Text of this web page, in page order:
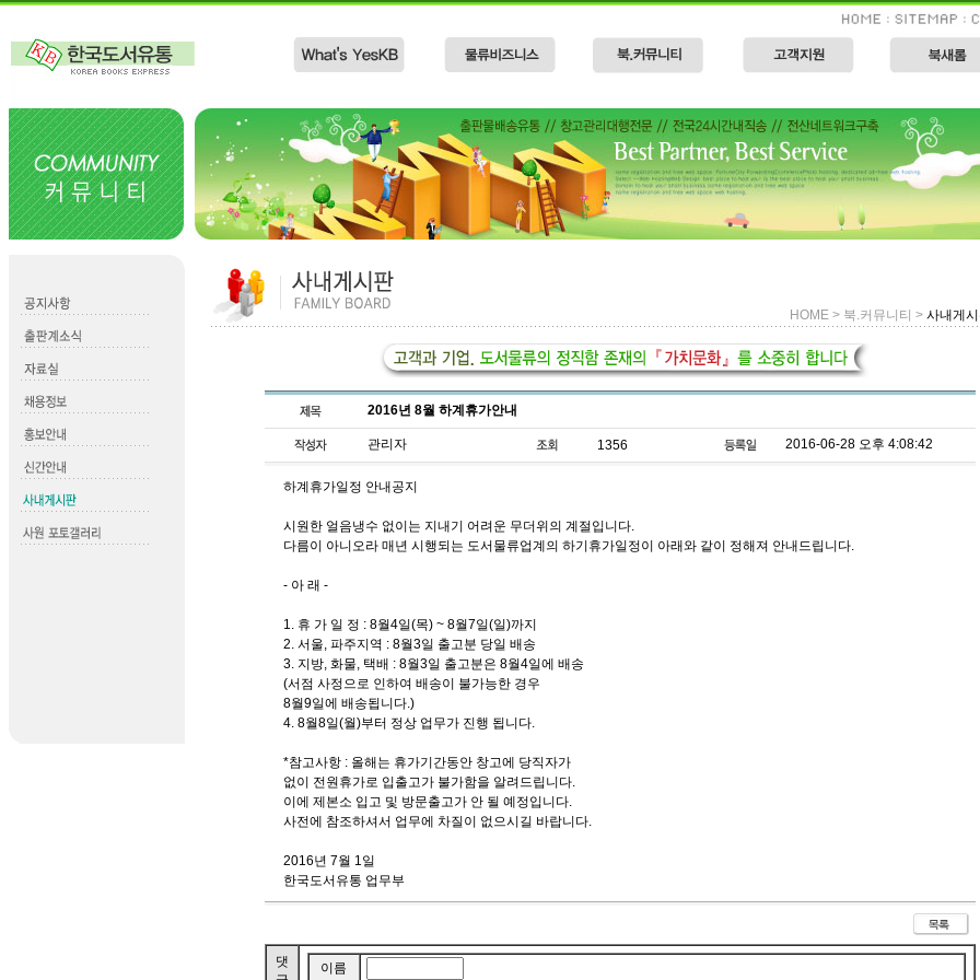
HOME > 북.커뮤니티 > 사내게
2016년 8월 하계휴가안내
관리자 1356 2016-06-28 오후 4:08:42
하계휴가일정 안내공지
시원한 얼음냉수 없이는 지내기 어려운 무더위의 계절입니다.
다름이 아니오라 매년 시행되는 도서물류업계의 하기휴가일정이 아래와 같이 정해져 안내드립니다.
- 아 래 -
1. 휴 가 일 정 : 8월4일(목) ~ 8월7일(일)까지
2. 서울, 파주지역 : 8월3일 출고분 당일 배송
3. 지방, 화물, 택배 : 8월3일 출고분은 8월4일에 배송
(서점 사정으로 인하여 배송이 불가능한 경우
8월9일에 배송됩니다.)
4. 8월8일(월)부터 정상 업무가 진행 됩니다.
*참고사항 : 올해는 휴가기간동안 창고에 당직자가
없이 전원휴가로 입출고가 불가함을 알려드립니다.
이에 제본소 입고 및 방문출고가 안 될 예정입니다.
사전에 참조하셔서 업무에 차질이 없으시길 바랍니다.
2016년 7월 1일
한국도서유통 업무부
댓
이름